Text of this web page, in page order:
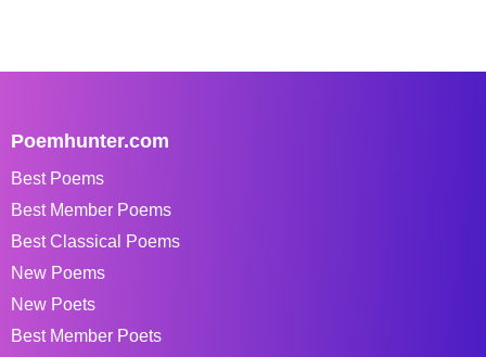
Poemhunter.com
Best Poems
Best Member Poems
Best Classical Poems
New Poems
New Poets
Best Member Poets